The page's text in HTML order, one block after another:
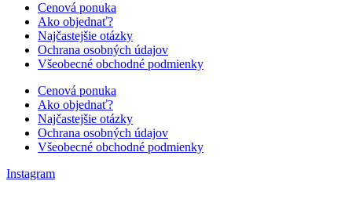
Cenová ponuka
Ako objednať?
Najčastejšie otázky
Ochrana osobných údajov
Všeobecné obchodné podmienky
Cenová ponuka
Ako objednať?
Najčastejšie otázky
Ochrana osobných údajov
Všeobecné obchodné podmienky
Instagram